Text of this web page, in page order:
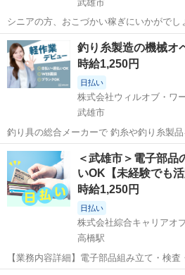
武雄市
シニアの方、おこづかい稼ぎにいかがでし
寧に教えます。 短時間勤務もOK。 一緒にお店を作っていってくれる
スタッフを大募集！ まずは「いらっしゃい
いました」 などの元気なあい...
佐賀 コンビニ
釣り糸製造の機械オ
時給1,250円
日払い
株式会社ウィルオブ・ワ
武雄市
釣り具の総合メーカーで 釣糸や釣り糸製品
機械オペレーターとして、 釣糸の製造す
す。 ・釣糸の原料を機械へ投入(10キロ程度) ・巻取り中のボビンや巻
き終わった糸の切替え ...
佐賀 武雄市 その他
＜武雄市＞電子部品
いOK【未経験でも
時給1,250円
日払い
株式会社綜合キャリアオ
高橋駅
【業務内容詳細】電子部品組み立て・検査
随業務└電子部品(セーフティリレー) のラ